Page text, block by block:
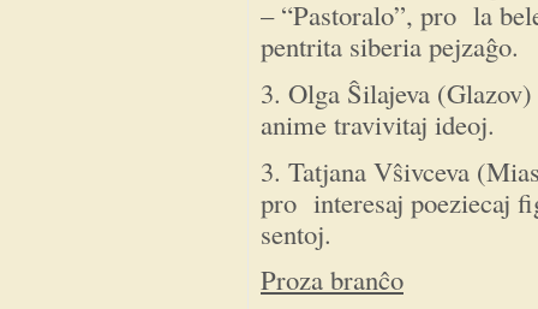
– “Pastoralo”, pro la
pentrita siberia pejzaĝo.
3. Olga Ŝilajeva
anime travivitaj ideoj.
3. Tatjana Vŝivceva
pro interesaj poeziecaj
sentoj.
Proza branĉo